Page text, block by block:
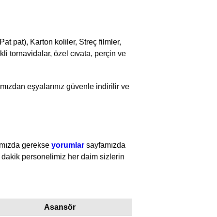
pat), Karton koliler, Streç filmler,
tornavidalar, özel cıvata, perçin ve
eşyalarınız güvenle indirilir ve
gerekse yorumlar sayfamızda
personelimiz her daim sizlerin
Asansör